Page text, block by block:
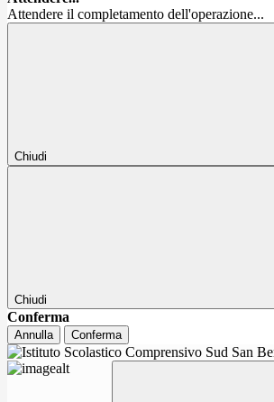
Attendere il completamento dell'operazione...
Chiudi
Chiudi
Conferma
Annulla Conferma